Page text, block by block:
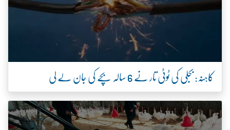
کاہنہ: بجلی کی ٹوٹی تار نے 6 سالہ بچے کی جان لے لی